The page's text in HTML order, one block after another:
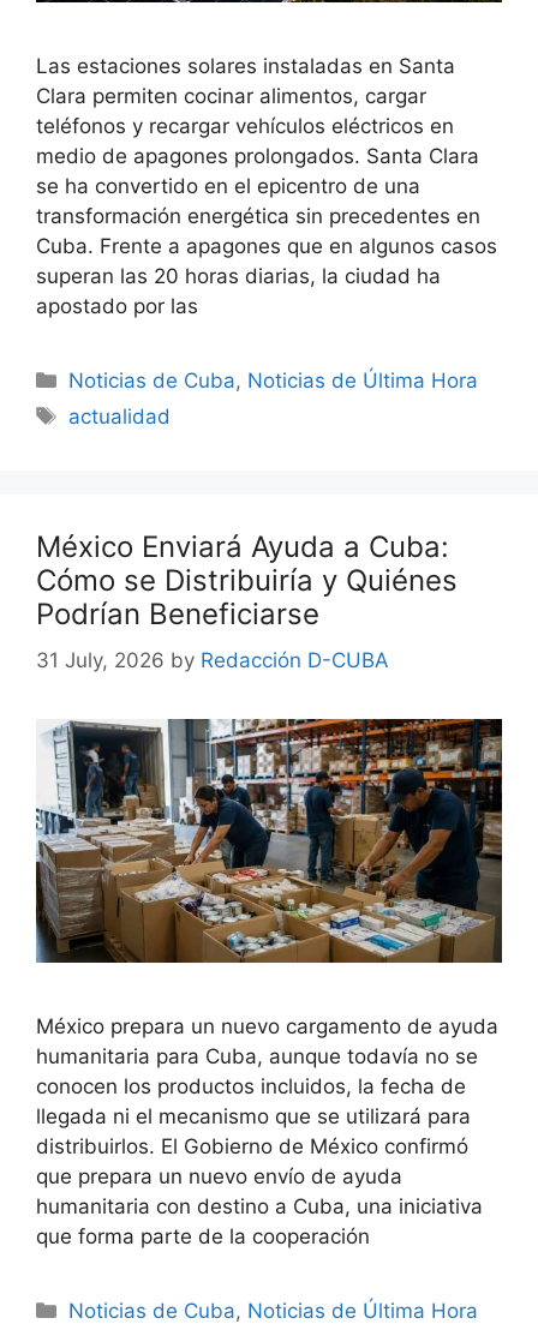
Las estaciones solares instaladas en Santa
Clara permiten cocinar alimentos, cargar
teléfonos y recargar vehículos eléctricos en
medio de apagones prolongados. Santa Clara
se ha convertido en el epicentro de una
transformación energética sin precedentes en
Cuba. Frente a apagones que en algunos casos
superan las 20 horas diarias, la ciudad ha
apostado por las
Categories
Noticias de Cuba, Noticias de Última Hora
Tags
actualidad
México Enviará Ayuda a Cuba:
Cómo se Distribuiría y Quiénes
Podrían Beneficiarse
31 July, 2026 by Redacción D-CUBA
México prepara un nuevo cargamento de ayuda
humanitaria para Cuba, aunque todavía no se
conocen los productos incluidos, la fecha de
llegada ni el mecanismo que se utilizará para
distribuirlos. El Gobierno de México confirmó
que prepara un nuevo envío de ayuda
humanitaria con destino a Cuba, una iniciativa
que forma parte de la cooperación
Categories
Noticias de Cuba, Noticias de Última Hora